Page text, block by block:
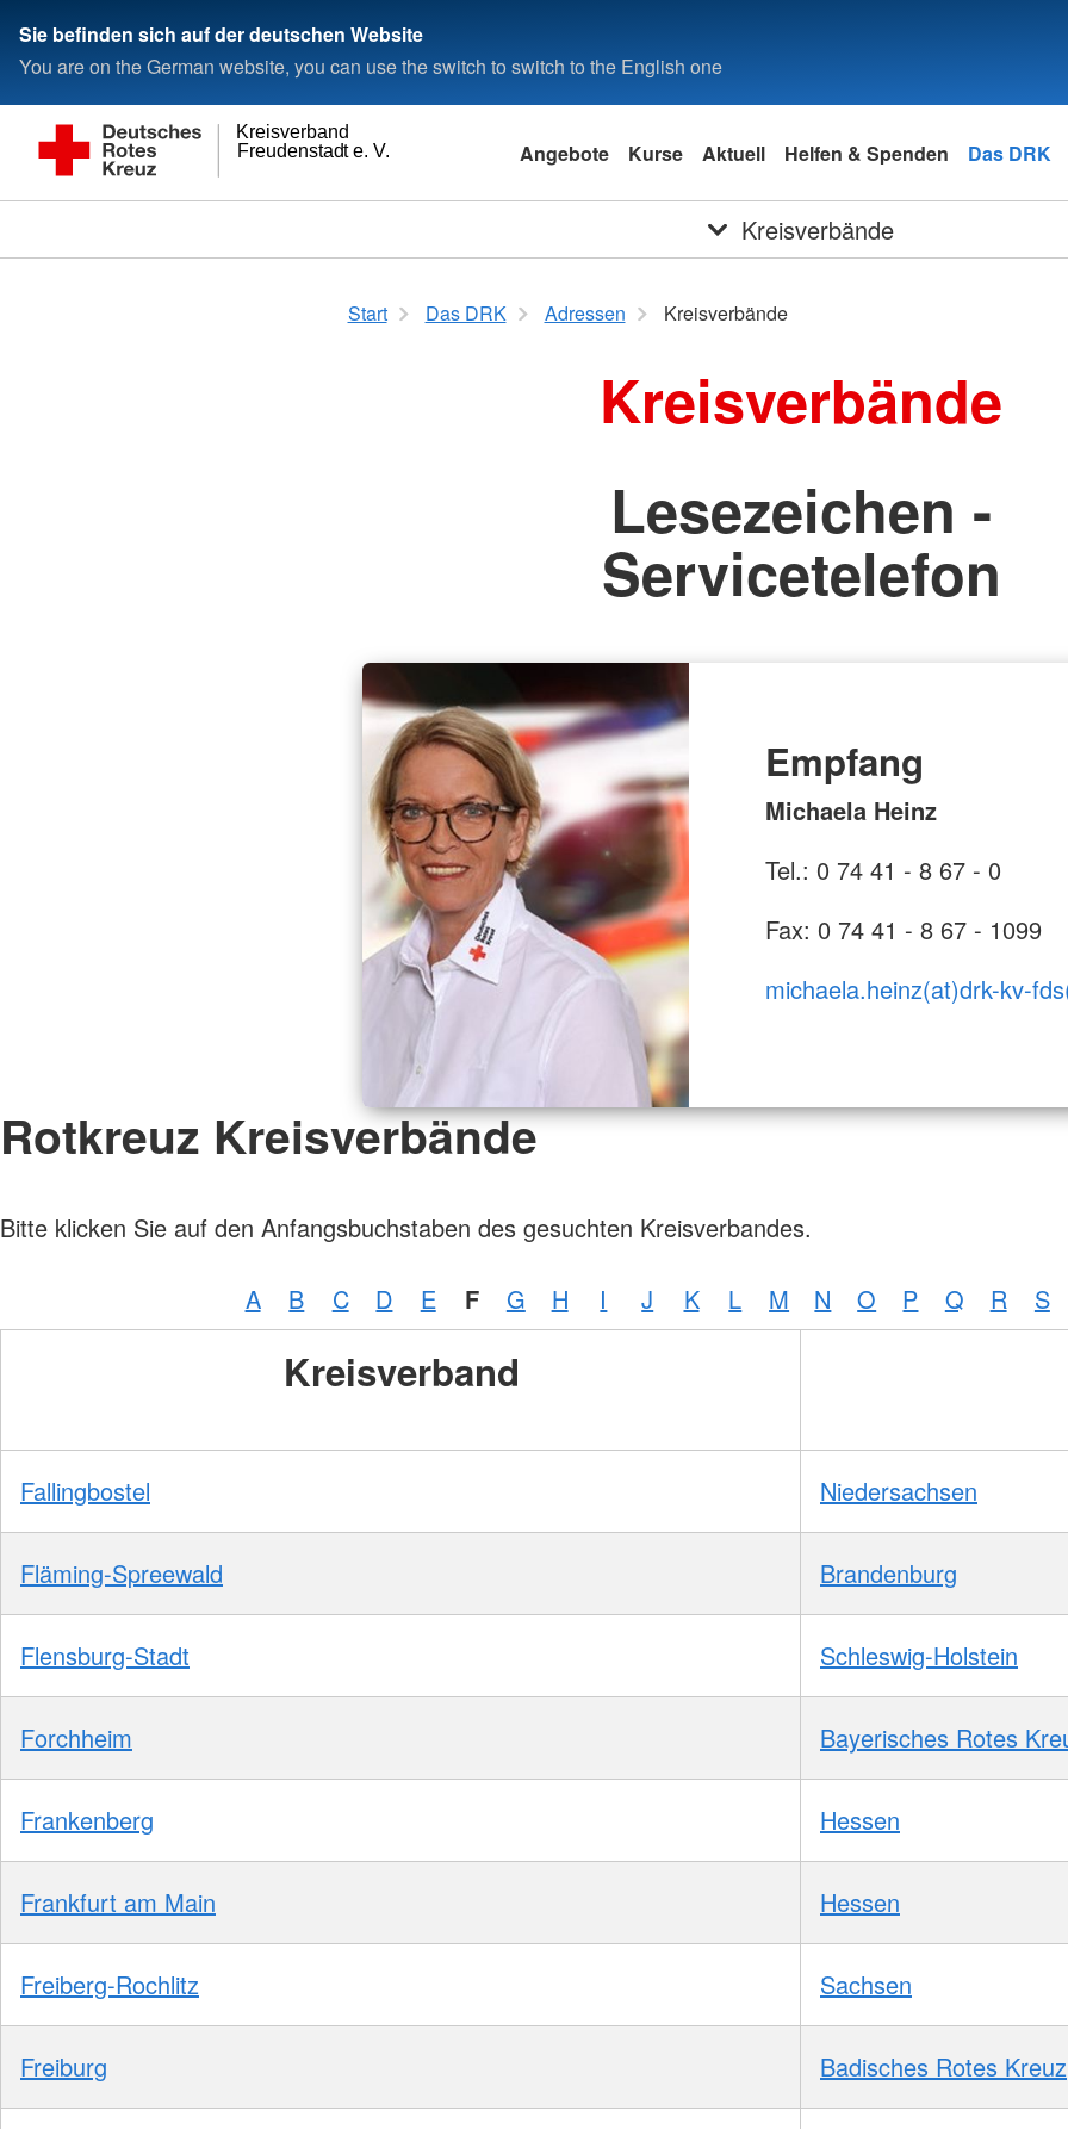
Sie befinden sich auf der deutschen Website
You are on the German website, you can use the switch to switch to the English one
Freudenstadt e. V.
Kreisverband
Angebote Kurse Aktuell Helfen & Spenden Das DRK
Kreisverbände
Start Das DRK Adressen Kreisverbände
Kreisverbände
Lesezeichen -
Servicetelefon
Empfang
Michaela Heinz
Tel.: 0 74 41 - 8 67 - 0
Fax: 0 74 41 - 8 67 - 1099
michaela.heinz(at)drk-kv-
Rotkreuz Kreisverbände
Bitte klicken Sie auf den Anfangsbuchstaben des gesuchten Kreisverbandes.
A B C D E F G H I J K L M N O P Q R S
Kreisverband
Fallingbostel Niedersachsen
Fläming-Spreewald Brandenburg
Flensburg-Stadt Schleswig-Holstein
Forchheim Bayerisches Rotes
Frankenberg Hessen
Frankfurt am Main Hessen
Freiberg-Rochlitz Sachsen
Freiburg Badisches Rotes Kreuz